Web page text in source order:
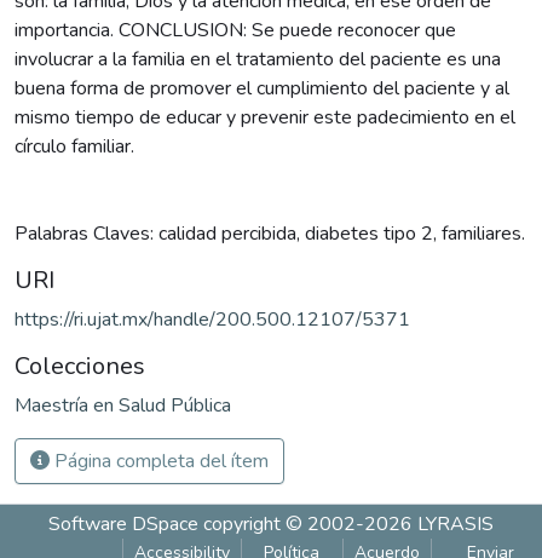
importancia. CONCLUSION: Se puede reconocer que
involucrar a la familia en el tratamiento del paciente es una
buena forma de promover el cumplimiento del paciente y al
mismo tiempo de educar y prevenir este padecimiento en el
círculo familiar.
Palabras Claves: calidad percibida, diabetes tipo 2, familiares.
URI
https://ri.ujat.mx/handle/200.500.12107/5371
Colecciones
Maestría en Salud Pública
Página completa del ítem
Software DSpace copyright © 2002-2026 LYRASIS
Accessibility Política Acuerdo Enviar